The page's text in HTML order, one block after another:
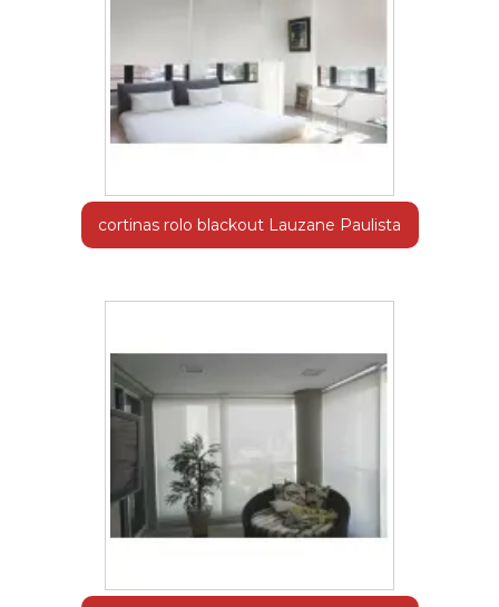
cortinas rolo blackout Lauzane Paulista